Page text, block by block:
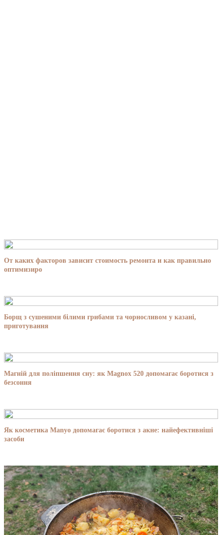
От каких факторов зависит стоимость ремонта и как правильно
оптимизиро
Борщ з сушеними білими грибами та чорносливом у казані,
приготування
Магній для поліпшення сну: як Magnox 520 допомагає боротися з
безсоння
Як косметика Manyo допомагає боротися з акне: найефективніші
засоби